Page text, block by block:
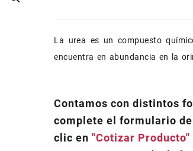
La urea es un compuesto
encuentra en abundancia en la
Contamos con distintos
complete el formulario
clic en"Cotizar Producto"